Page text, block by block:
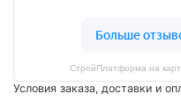
СтройПлатформа на
Условия заказа, доставки и